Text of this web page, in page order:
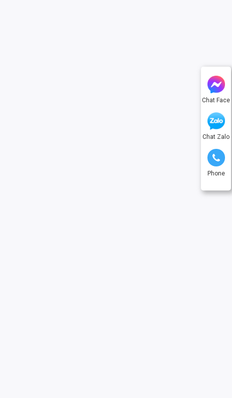
Chat Face
Chat Zalo
Phone